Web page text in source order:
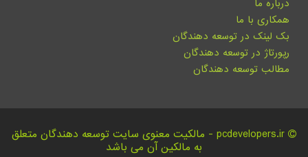
درباره ما
همکاری با ما
بک لینک در توسعه دهندگان
رپورتاژ در توسعه دهندگان
مطالب توسعه دهندگان
pcdevelopers.ir - مالکیت معنوی سایت توسعه دهندگان متعلق
به مالکین آن می باشد